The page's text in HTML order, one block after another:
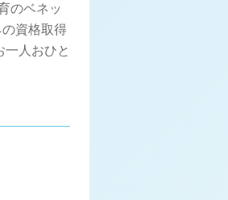
のベネッ
資格取得
人おひと